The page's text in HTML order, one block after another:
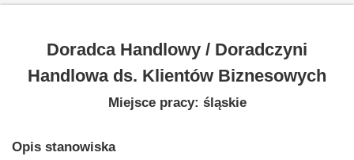
Doradca Handlowy / Doradczyni
Handlowa ds. Klientów Biznesowych
Miejsce pracy: śląskie
Opis stanowiska